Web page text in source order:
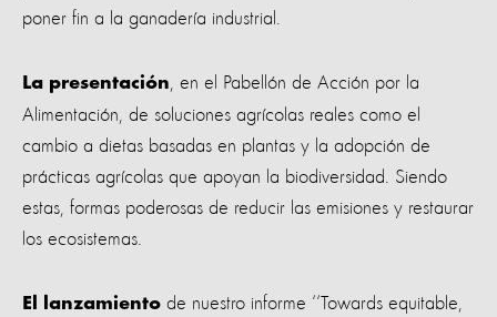
poner fin a la ganadería industrial.
La presentación, en el Pabellón de Acción por la
Alimentación, de soluciones agrícolas reales como el
cambio a dietas basadas en plantas y la adopción de
prácticas agrícolas que apoyan la biodiversidad. Siendo
estas, formas poderosas de reducir las emisiones y restaurar
los ecosistemas.
El lanzamiento de nuestro informe ‘‘Towards equitable,